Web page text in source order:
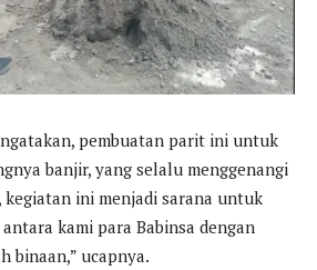
pembuatan parit ini untuk
banjir, yang selalu menggenangi
kegiatan ini menjadi sarana untuk
kami para Babinsa dengan
binaan,” ucapnya.